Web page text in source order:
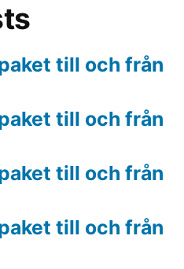
till och från
till och från
till och från
till och från